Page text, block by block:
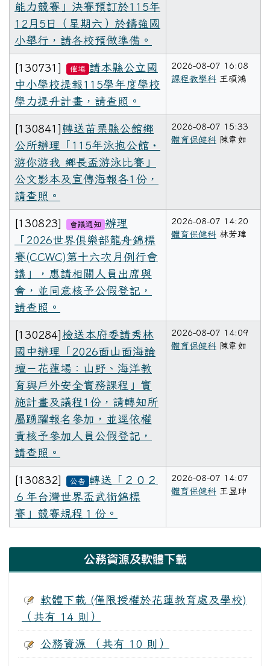
能力競賽」決賽預訂於115年
12月5日（星期六）於鑄強國
小舉行，請各校預做準備。
[130731] 催填 請本縣公立國
中小學校提報115學年度學校
學力提升計畫，請查照。
2026-08-07 16:08
課程教學科 王碩鴻
[130841]轉送苗栗縣公館鄉
公所辦理「115年泳抱公館・
游你游我 鄉長盃游泳比賽」
公文影本及宣傳海報各1份，
請查照。
2026-08-07 15:33
體育保健科 陳韋如
[130823] 會議通知 辦理
「2026世界俱樂部龍舟錦標
賽(CCWC)第十六次月例行會
議」，惠請相關人員出席與
會，並同意核予公假登記，
請查照。
2026-08-07 14:20
體育保健科 林芳瑋
[130284]檢送本府委請秀林
國中辦理「2026面山面海論
壇－花蓮場：山野、海洋教
育與戶外安全實務課程」實
施計畫及議程1份，請轉知所
屬踴躍報名參加，並逕依權
責核予參加人員公假登記，
請查照。
2026-08-07 14:09
體育保健科 陳韋如
[130832] 公告 轉送「２０２
６年台灣世界盃武術錦標
賽」競賽規程１份。
2026-08-07 14:07
體育保健科 王昱珅
下中區域內容公務資源及軟體下載
軟體下載 (僅限授權於花蓮教育處及學校)
（共有 14 則）
公務資源 （共有 10 則）